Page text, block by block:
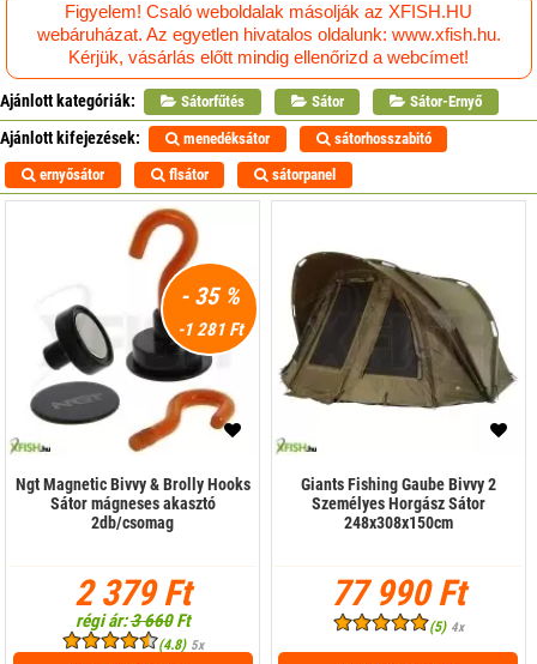
Figyelem! Csaló weboldalak másolják az XFISH.HU
webáruházat. Az egyetlen hivatalos oldalunk: www.xfish.hu.
Kérjük, vásárlás előtt mindig ellenőrizd a webcímet!
Ajánlott kategóriák: Sátorfűtés Sátor Sátor-Ernyő
Ajánlott kifejezések: menedéksátor
sátorhosszabitó
ernyősátor
flsátor sátorpanel
- 35 %
-1 281 Ft
Ngt Magnetic Bivvy & Brolly Hooks
Sátor mágneses akasztó
2db/csomag
2 379 Ft
régi ár:3 660Ft
(4.8) 5x
Giants Fishing Gaube Bivvy 2
Személyes Horgász Sátor
248x308x150cm
77 990 Ft
(5) 4x